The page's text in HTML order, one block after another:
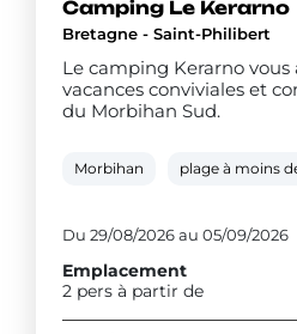
Camping Le Kerarno
Bretagne - Saint-Philibert
Le camping Kerarno
vacances conviviales et
du Morbihan Sud.
Morbihan plage à moins
Du 29/08/2026 au 05/09/2026
Emplacement
2 pers à partir de